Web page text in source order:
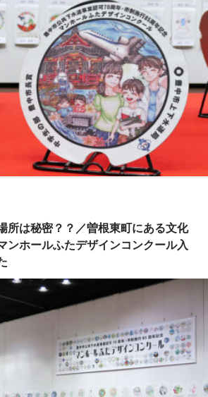
所は秘密？？／曽根東町にある文化
ンホールふたデザインコンクール入